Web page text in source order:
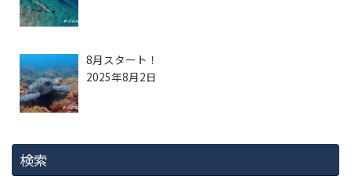
8月スタート！
2025年8月2日
検索